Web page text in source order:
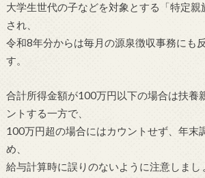
大学生世代の子などを対象とする「特定親
され、
令和8年分からは毎月の源泉徴収事務にも
す。
合計所得金額が100万円以下の場合は扶養
ントする一方で、
100万円超の場合にはカウントせず、年末
め、
給与計算時に誤りのないように注意しまし